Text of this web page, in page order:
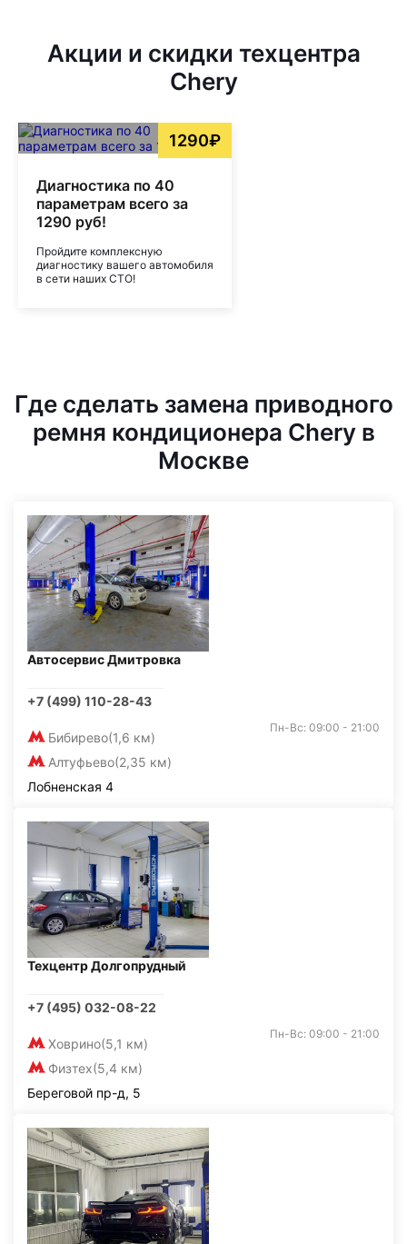
Акции и скидки техцентра
Chery
1290₽
Диагностика по 40
параметрам всего за
1290 руб!
Пройдите комплексную
диагностику вашего автомобиля
в сети наших СТО!
Где сделать замена приводного
ремня кондиционера Chery в
Москве
Автосервис Дмитровка
+7 (499) 110-28-43
Бибирево(1,6 км)
Алтуфьево(2,35 км)
Пн-Вс: 09:00 - 21:00
Лобненская 4
Техцентр Долгопрудный
+7 (495) 032-08-22
Ховрино(5,1 км)
Физтех(5,4 км)
Пн-Вс: 09:00 - 21:00
Береговой пр-д, 5